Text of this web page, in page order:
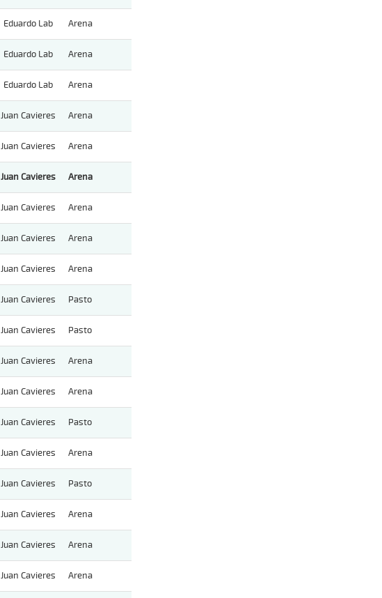
Eduardo Lab Arena
Eduardo Lab Arena
Eduardo Lab Arena
Juan Cavieres Arena
Juan Cavieres Arena
Juan Cavieres Arena
Juan Cavieres Arena
Juan Cavieres Arena
Juan Cavieres Arena
Juan Cavieres Pasto
Juan Cavieres Pasto
Juan Cavieres Arena
Juan Cavieres Arena
Juan Cavieres Pasto
Juan Cavieres Arena
Juan Cavieres Pasto
Juan Cavieres Arena
Juan Cavieres Arena
Juan Cavieres Arena